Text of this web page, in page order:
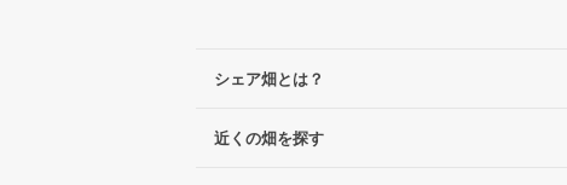
シェア畑とは？
近くの畑を探す